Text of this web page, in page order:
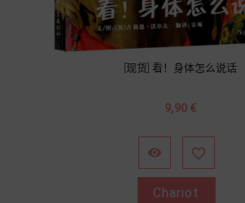
[现货] 看！身体怎么说话
Prix
9,90 €
 
Chariot